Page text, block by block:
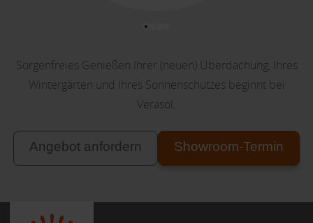
Sorgenfreies Genießen Ihrer (neuen) Überdachung, Ihres
Wintergärten und Ihres Sonnenschutzes beginnt bei
Verasol.
Angebot anfordern Showroom-Termin